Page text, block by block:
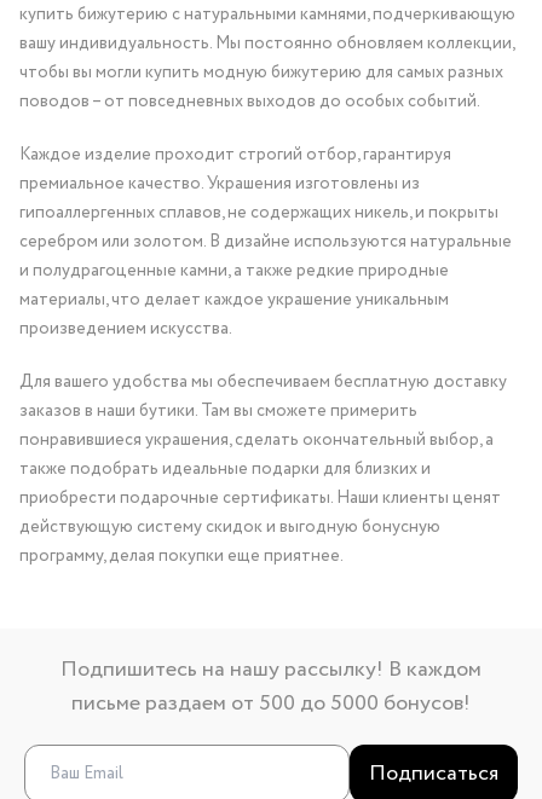
купить бижутерию с натуральными камнями, подчеркивающую
вашу индивидуальность. Мы постоянно обновляем коллекции,
чтобы вы могли купить модную бижутерию для самых разных
поводов – от повседневных выходов до особых событий.
Каждое изделие проходит строгий отбор, гарантируя
премиальное качество. Украшения изготовлены из
гипоаллергенных сплавов, не содержащих никель, и покрыты
серебром или золотом. В дизайне используются натуральные
и полудрагоценные камни, а также редкие природные
материалы, что делает каждое украшение уникальным
произведением искусства.
Для вашего удобства мы обеспечиваем бесплатную доставку
заказов в наши бутики. Там вы сможете примерить
понравившиеся украшения, сделать окончательный выбор, а
также подобрать идеальные подарки для близких и
приобрести подарочные сертификаты. Наши клиенты ценят
действующую систему скидок и выгодную бонусную
программу, делая покупки еще приятнее.
Подпишитесь на нашу рассылку! В каждом
письме раздаем от 500 до 5000 бонусов!
Подписаться